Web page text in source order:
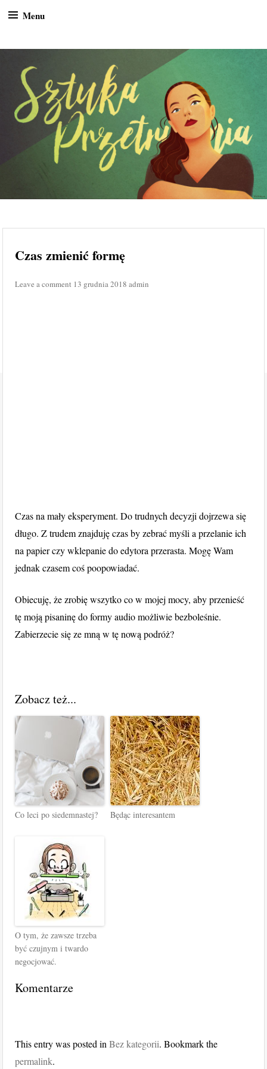
Menu
Sztuka przetrwania
Blog osobisty
Czas zmienić formę
Leave a comment 13 grudnia 2018 admin
Czas na mały eksperyment. Do trudnych decyzji dojrzewa się
długo. Z trudem znajduję czas by zebrać myśli a przelanie ich
na papier czy wklepanie do edytora przerasta. Mogę Wam
jednak czasem coś poopowiadać.
Obiecuję, że zrobię wszytko co w mojej mocy, aby przenieść
tę moją pisaninę do formy audio możliwie bezboleśnie.
Zabierzecie się ze mną w tę nową podróż?
Zobacz też...
Co leci po siedemnastej? Będąc interesantem
O tym, że zawsze trzeba
być czujnym i twardo
negocjować.
Komentarze
This entry was posted inBez kategorii. Bookmark the
permalink.